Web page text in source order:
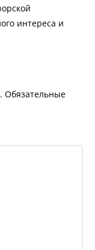
интереса и
Обязательные